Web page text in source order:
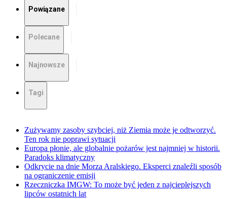
Powiązane
Polecane
Najnowsze
Tagi
Zużywamy zasoby szybciej, niż Ziemia może je odtworzyć.
Ten rok nie poprawi sytuacji
Europa płonie, ale globalnie pożarów jest najmniej w historii.
Paradoks klimatyczny
Odkrycie na dnie Morza Aralskiego. Eksperci znaleźli sposób
na ograniczenie emisji
Rzeczniczka IMGW: To może być jeden z najcieplejszych
lipców ostatnich lat